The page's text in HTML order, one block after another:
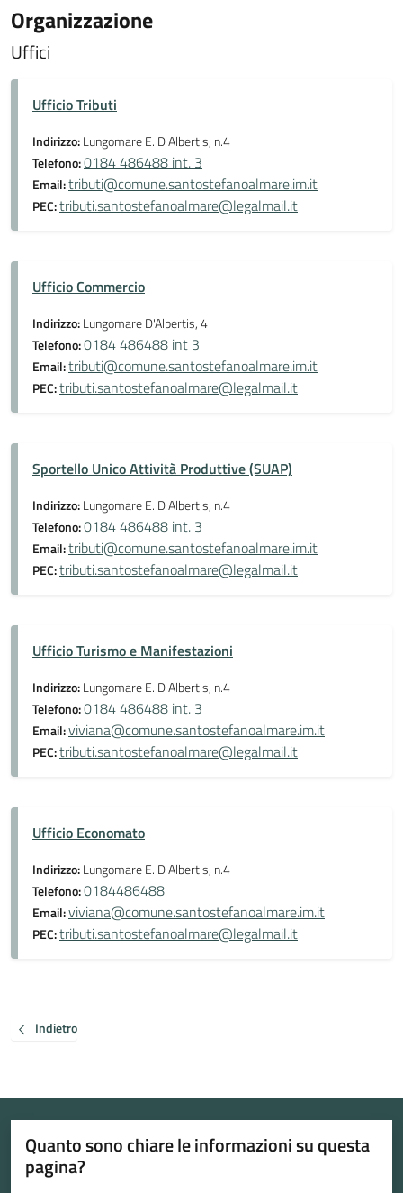
Organizzazione
Uffici
Ufficio Tributi
Indirizzo:Lungomare E. D Albertis, n.4
Telefono:0184 486488 int. 3
Email:tributi@comune.santostefanoalmare.im.it
PEC:tributi.santostefanoalmare@legalmail.it
Ufficio Commercio
Indirizzo:Lungomare D'Albertis, 4
Telefono:0184 486488 int 3
Email:tributi@comune.santostefanoalmare.im.it
PEC:tributi.santostefanoalmare@legalmail.it
Sportello Unico Attività Produttive (SUAP)
Indirizzo:Lungomare E. D Albertis, n.4
Telefono:0184 486488 int. 3
Email:tributi@comune.santostefanoalmare.im.it
PEC:tributi.santostefanoalmare@legalmail.it
Ufficio Turismo e Manifestazioni
Indirizzo:Lungomare E. D Albertis, n.4
Telefono:0184 486488 int. 3
Email:viviana@comune.santostefanoalmare.im.it
PEC:tributi.santostefanoalmare@legalmail.it
Ufficio Economato
Indirizzo:Lungomare E. D Albertis, n.4
Telefono:0184486488
Email:viviana@comune.santostefanoalmare.im.it
PEC:tributi.santostefanoalmare@legalmail.it
Indietro
Quanto sono chiare le informazioni su questa
pagina?